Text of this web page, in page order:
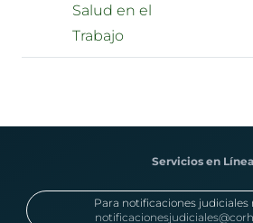
Salud en el
Trabajo
Servicios en Línea
Para notificaciones judiciales